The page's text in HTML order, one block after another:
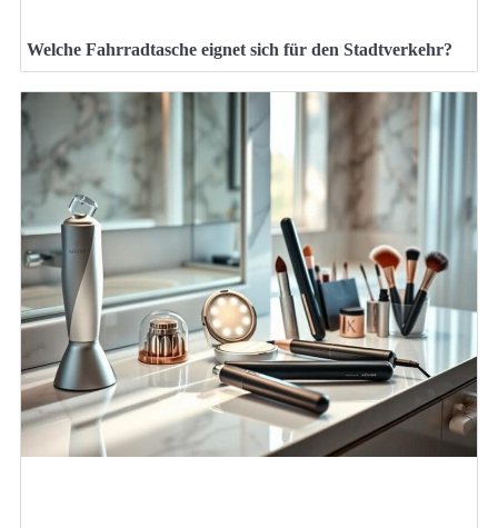
Welche Fahrradtasche eignet sich für den Stadtverkehr?